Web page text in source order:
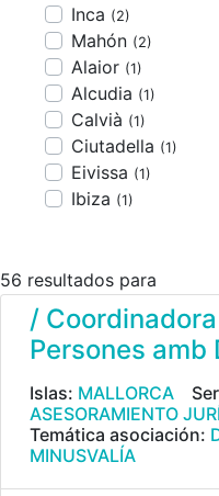
Inca (2)
Mahón (2)
Alaior (1)
Alcudia (1)
Calvià (1)
Ciutadella (1)
Eivissa (1)
Ibiza (1)
56 resultados para
/
Persones
Islas: MALLORCA
ASESORAMIENTO
Temática asociación:
MINUSVALÍA